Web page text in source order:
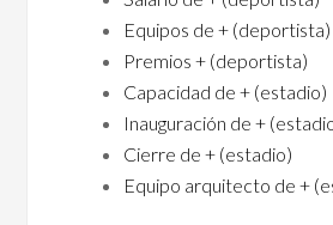
Equipos de + (deportista)
Premios + (deportista)
Capacidad de + (estadio)
Inauguración de +
Cierre de + (estadio)
Equipo arquitecto de +